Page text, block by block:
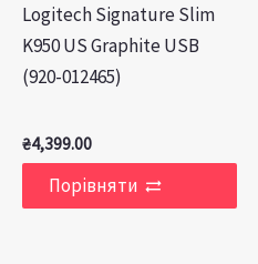
Logitech Signature Slim
K950 US Graphite USB
(920-012465)
₴4,399.00
Порівняти